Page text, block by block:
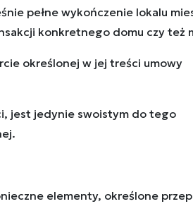
pełne wykończenie lokalu
konkretnego domu czy też
określonej w jej treści umowy
jest jedynie swoistym do tego
elementy, określone